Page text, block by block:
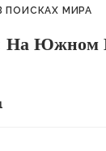
ПОИСКАХ МИРА
Южном